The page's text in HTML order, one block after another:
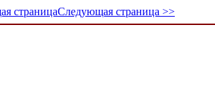
страницаСледующая страница >>